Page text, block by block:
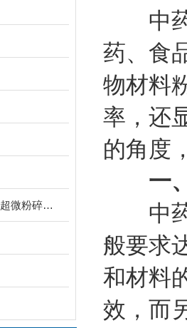
高校实验室专用超微粉碎机设备
中药
药、食
物材料
率，还
的角度
一
中药
般要求
和材料
效，而